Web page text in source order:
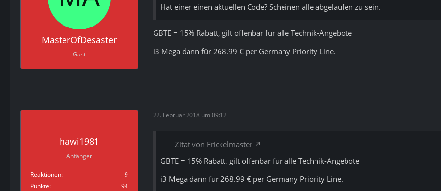
MasterOfDesaster
Gast
Hat einer einen aktuellen Code? Scheinen alle abgelaufen zu sein.
GBTE = 15% Rabatt, gilt offenbar für alle Technik-Angebote
i3 Mega dann für 268.99 € per Germany Priority Line.
hawi1981
Anfänger
Reaktionen
9
Punkte
94
22. Februar 2018 um 09:12
Zitat von Frickelmaster
GBTE = 15% Rabatt, gilt offenbar für alle Technik-Angebote
i3 Mega dann für 268.99 € per Germany Priority Line.